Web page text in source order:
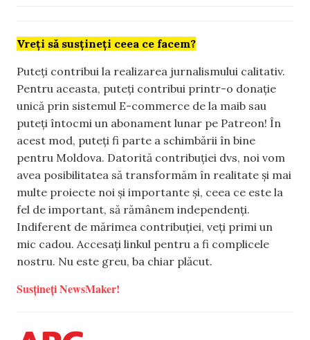
Vreți să susțineți ceea ce facem?
Puteți contribui la realizarea jurnalismului calitativ.
Pentru aceasta, puteți contribui printr-o donație
unică prin sistemul E-commerce de la maib sau
puteți întocmi un abonament lunar pe Patreon! În
acest mod, puteți fi parte a schimbării în bine
pentru Moldova. Datorită contribuției dvs, noi vom
avea posibilitatea să transformăm în realitate și mai
multe proiecte noi și importante și, ceea ce este la
fel de important, să rămânem independenți.
Indiferent de mărimea contribuției, veți primi un
mic cadou. Accesați linkul pentru a fi complicele
nostru. Nu este greu, ba chiar plăcut.
Susțineți NewsMaker!